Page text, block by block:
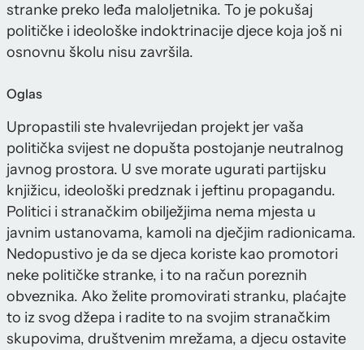
stranke preko leđa maloljetnika. To je pokušaj
političke i ideološke indoktrinacije djece koja još ni
osnovnu školu nisu završila.
Oglas
Upropastili ste hvalevrijedan projekt jer vaša
politička svijest ne dopušta postojanje neutralnog
javnog prostora. U sve morate ugurati partijsku
knjižicu, ideološki predznak i jeftinu propagandu.
Politici i stranačkim obilježjima nema mjesta u
javnim ustanovama, kamoli na dječjim radionicama.
Nedopustivo je da se djeca koriste kao promotori
neke političke stranke, i to na račun poreznih
obveznika. Ako želite promovirati stranku, plaćajte
to iz svog džepa i radite to na svojim stranačkim
skupovima, društvenim mrežama, a djecu ostavite